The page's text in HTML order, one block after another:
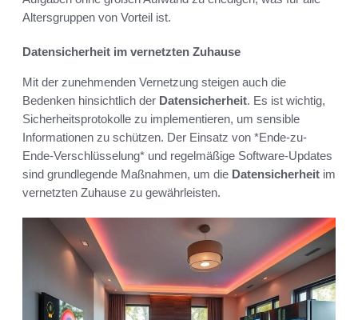
Altersgruppen von Vorteil ist.
Datensicherheit im vernetzten Zuhause
Mit der zunehmenden Vernetzung steigen auch die
Bedenken hinsichtlich der Datensicherheit. Es ist wichtig,
Sicherheitsprotokolle zu implementieren, um sensible
Informationen zu schützen. Der Einsatz von *Ende-zu-
Ende-Verschlüsselung* und regelmäßige Software-Updates
sind grundlegende Maßnahmen, um die Datensicherheit im
vernetzten Zuhause zu gewährleisten.